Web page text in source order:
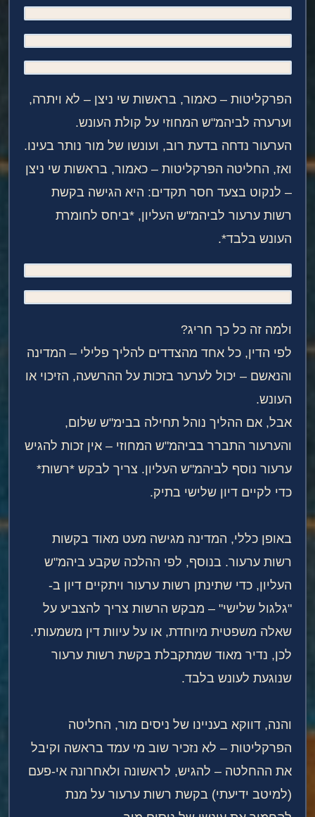
הפרקליטות – כאמור, בראשות שי ניצן – לא ויתרה,
וערערה לביהמ"ש המחוזי על קולת העונש.
הערעור נדחה בדעת רוב, ועונשו של מור נותר בעינו.
ואז, החליטה הפרקליטות – כאמור, בראשות שי ניצן
– לנקוט בצעד חסר תקדים: היא הגישה בקשת
רשות ערעור לביהמ"ש העליון, *ביחס לחומרת
העונש בלבד*.
ולמה זה כל כך חריג?
לפי הדין, כל אחד מהצדדים להליך פלילי – המדינה
והנאשם – יכול לערער בזכות על ההרשעה, הזיכוי או
העונש.
אבל, אם ההליך נוהל תחילה בבימ"ש שלום,
והערעור התברר בביהמ"ש המחוזי – אין זכות להגיש
ערעור נוסף לביהמ"ש העליון. צריך לבקש *רשות*
כדי לקיים דיון שלישי בתיק.
באופן כללי, המדינה מגישה מעט מאוד בקשות
רשות ערעור. בנוסף, לפי ההלכה שקבע ביהמ"ש
העליון, כדי שתינתן רשות ערעור ויתקיים דיון ב-
"גלגול שלישי" – מבקש הרשות צריך להצביע על
שאלה משפטית מיוחדת, או על עיוות דין משמעותי.
לכן, נדיר מאוד שמתקבלת בקשת רשות ערעור
שנוגעת לעונש בלבד.
והנה, דווקא בעניינו של ניסים מור, החליטה
הפרקליטות – לא נזכיר שוב מי עמד בראשה וקיבל
את ההחלטה – להגיש, לראשונה ולאחרונה אי-פעם
(למיטב ידיעתי) בקשת רשות ערעור על מנת